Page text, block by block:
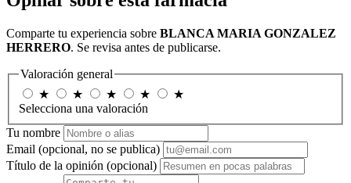
Comparte tu experiencia sobre BLANCA MARIA GONZALEZ
HERRERO. Se revisa antes de publicarse.
Valoración general
★
★ ★ ★
★
Selecciona una valoración
Tu nombre
Email (opcional, no se publica)
Título de la opinión (opcional)